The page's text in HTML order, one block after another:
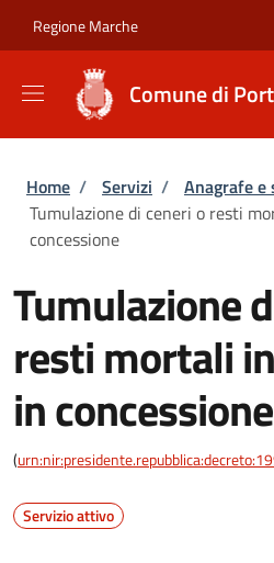
Regione Marche
Comune di
Briciole di pane
Home / Servizi / Anagrafe
Tumulazione di ceneri o resti
concessione
Tumulazione
resti mortali
in concessione
(
Servizio attivo